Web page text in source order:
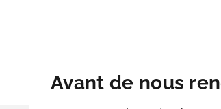
Avant de nous